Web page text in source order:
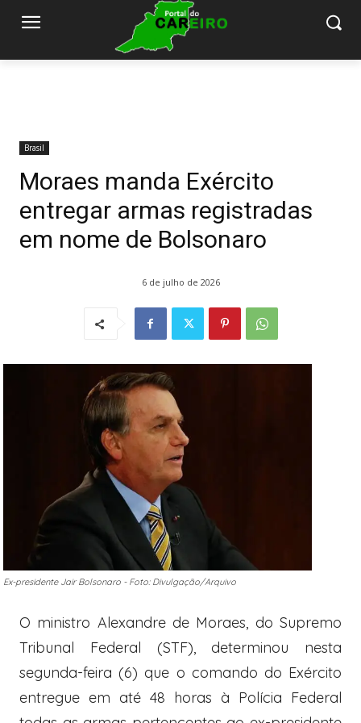
Brasil
Moraes manda Exército
entregar armas registradas
em nome de Bolsonaro
6 de julho de 2026
Ex-presidente Jair Bolsonaro - Foto: Divulgação/Arquivo
O ministro Alexandre de Moraes, do Supremo
Tribunal Federal (STF), determinou nesta
segunda-feira (6) que o comando do Exército
entregue em até 48 horas à Polícia Federal